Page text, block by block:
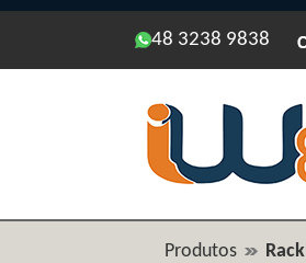
48 3238 9838
Produtos